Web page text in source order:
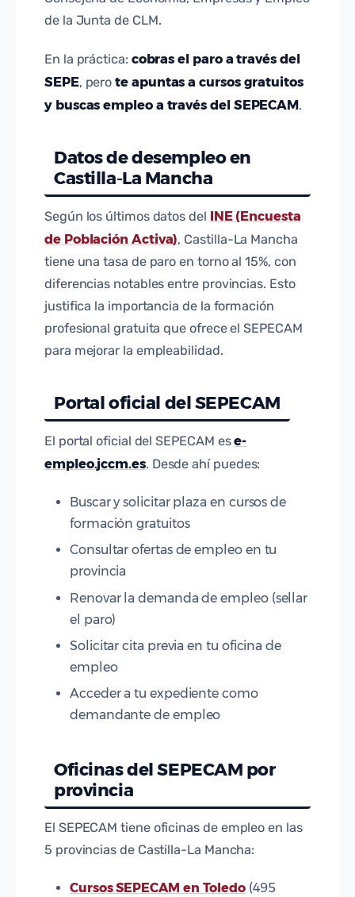
de la Junta de CLM.
En la práctica: cobras el paro a través del
SEPE, perote apuntas a cursos gratuitos
y buscas empleo a través del SEPECAM.
Datos de desempleo en
Castilla-La Mancha
Según los últimos datos del INE (Encuesta
de Población Activa), Castilla-La Mancha
tiene una tasa de paro en torno al 15%, con
diferencias notables entre provincias. Esto
justifica la importancia de la formación
profesional gratuita que ofrece el SEPECAM
para mejorar la empleabilidad.
Portal oficial del SEPECAM
El portal oficial del SEPECAM ese-
empleo.jccm.es. Desde ahí puedes:
Buscar y solicitar plaza en cursos de
formación gratuitos
Consultar ofertas de empleo en tu
provincia
Renovar la demanda de empleo (sellar
el paro)
Solicitar cita previa en tu oficina de
empleo
Acceder a tu expediente como
demandante de empleo
Oficinas del SEPECAM por
provincia
El SEPECAM tiene oficinas de empleo en las
5 provincias de Castilla-La Mancha:
Cursos SEPECAM en Toledo (495